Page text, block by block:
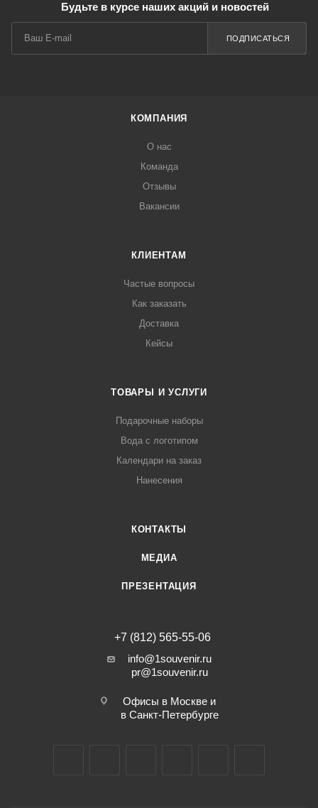
Будьте в курсе наших акций и новостей
ПОДПИСАТЬСЯ
КОМПАНИЯ
О нас
Команда
Отзывы
Вакансии
КЛИЕНТАМ
Частые вопросы
Как заказать
Доставка
Кейсы
ТОВАРЫ И УСЛУГИ
Подарочные наборы
Вода с логотипом
Календари на заказ
Нанесения
КОНТАКТЫ
МЕДИА
ПРЕЗЕНТАЦИЯ
+7 (812) 565-55-06
info@1souvenir.ru
pr@1souvenir.ru
Офисы в Москве и
в Санкт-Петербурге